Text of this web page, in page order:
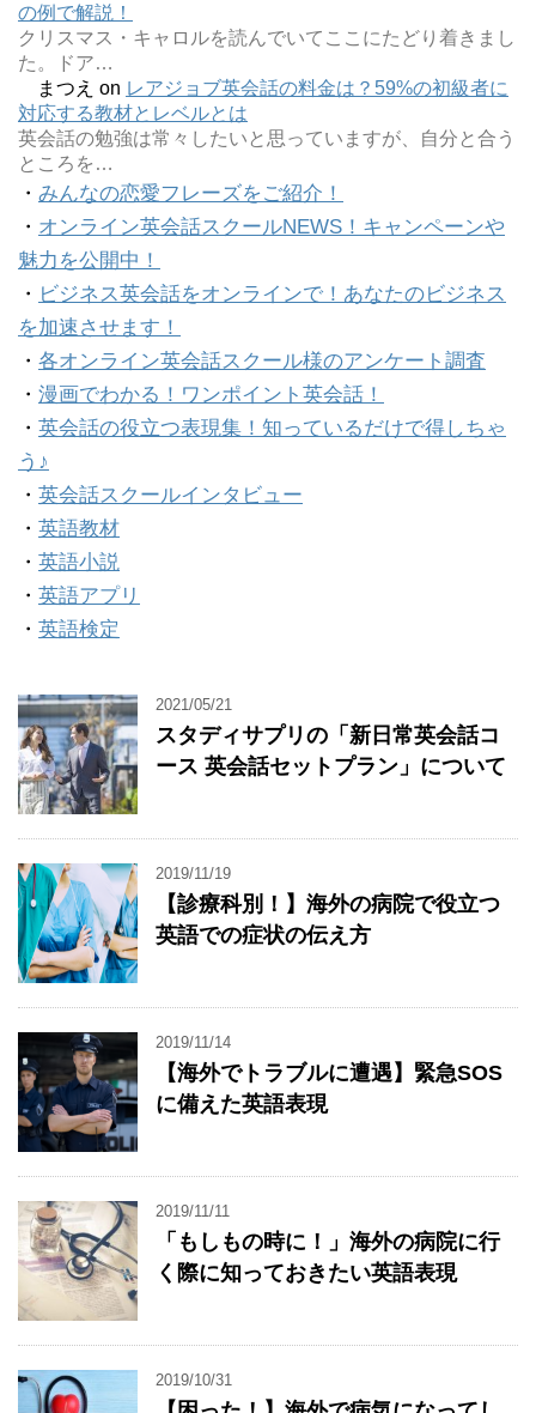
の例で解説！
クリスマス・キャロルを読んでいてここにたどり着きまし
た。ドア…
まつえ on レアジョブ英会話の料金は？59%の初級者に
対応する教材とレベルとは
英会話の勉強は常々したいと思っていますが、自分と合う
ところを…
・ みんなの恋愛フレーズをご紹介！
・ オンライン英会話スクールNEWS！キャンペーンや
魅力を公開中！
・ ビジネス英会話をオンラインで！あなたのビジネス
を加速させます！
・ 各オンライン英会話スクール様のアンケート調査
・ 漫画でわかる！ワンポイント英会話！
・ 英会話の役立つ表現集！知っているだけで得しちゃ
う♪
・ 英会話スクールインタビュー
・ 英語教材
・ 英語小説
・ 英語アプリ
・ 英語検定
2021/05/21
スタディサプリの「新日常英会話コ
ース 英会話セットプラン」について
2019/11/19
【診療科別！】海外の病院で役立つ
英語での症状の伝え方
2019/11/14
【海外でトラブルに遭遇】緊急SOS
に備えた英語表現
2019/11/11
「もしもの時に！」海外の病院に行
く際に知っておきたい英語表現
2019/10/31